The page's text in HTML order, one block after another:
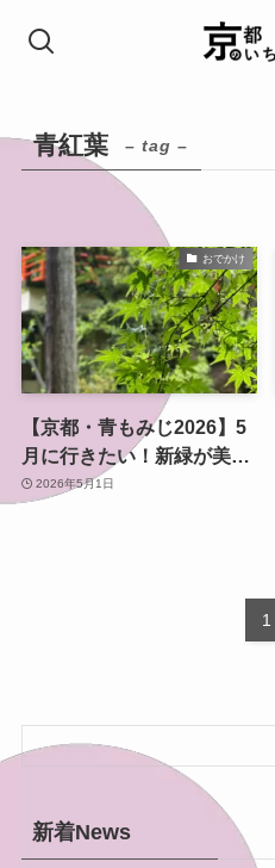
青紅葉 – tag –
おでかけ
【京都・青もみじ2026】5
月に行きたい！新緑が美し
いおすすめスポット7選｜
2026年5月1日
1
新着News